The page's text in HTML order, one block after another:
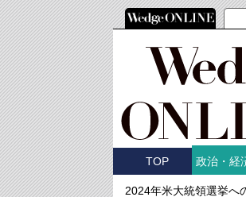
TOP 政治・経
2024年米大統領選挙へ